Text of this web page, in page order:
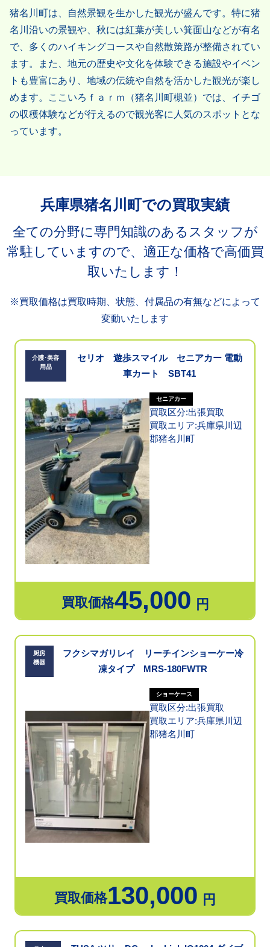
猪名川町は、自然景観を生かした観光が盛んです。特に猪
名川沿いの景観や、秋には紅葉が美しい箕面山などが有名
で、多くのハイキングコースや自然散策路が整備されてい
ます。また、地元の歴史や文化を体験できる施設やイベン
トも豊富にあり、地域の伝統や自然を活かした観光が楽し
めます。ここいろｆａｒｍ（猪名川町槻並）では、イチゴ
の収穫体験などが行えるので観光客に人気のスポットとな
っています。
兵庫県猪名川町での買取実績
全ての分野に専門知識のあるスタッフが
常駐していますので、適正な価格で高価買
取いたします！
※買取価格は買取時期、状態、付属品の有無などによって
変動いたします
介護･美容
用品
セリオ 遊歩スマイル セニアカー 電動
車カート SBT41
セニアカー
買取区分:出張買取
買取エリア:兵庫県川辺
郡猪名川町
買取価格45,000 円
厨房
機器
フクシマガリレイ リーチインショーケー冷
凍タイプ MRS-180FWTR
ショーケース
買取区分:出張買取
買取エリア:兵庫県川辺
郡猪名川町
買取価格130,000 円